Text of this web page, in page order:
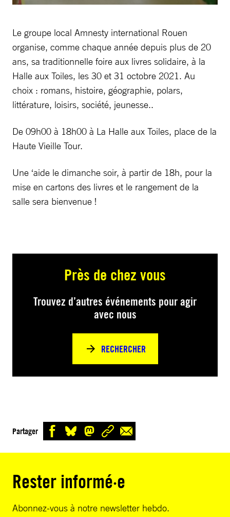
Le groupe local Amnesty international Rouen
organise, comme chaque année depuis plus de 20
ans, sa traditionnelle foire aux livres solidaire, à la
Halle aux Toiles, les 30 et 31 octobre 2021. Au
choix : romans, histoire, géographie, polars,
littérature, loisirs, société, jeunesse..
De 09h00 à 18h00 à La Halle aux Toiles, place de la
Haute Vieille Tour.
Une ‘aide le dimanche soir, à partir de 18h, pour la
mise en cartons des livres et le rangement de la
salle sera bienvenue !
Près de chez vous
Trouvez d’autres événements pour agir
avec nous
RECHERCHER
Partager
Rester informé·e
Abonnez-vous à notre newsletter hebdo.